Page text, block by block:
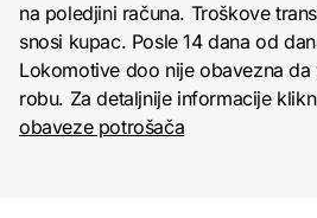
na poledjini računa. Troškove
snosi kupac. Posle 14 dana od
Lokomotive doo nije obavezna
robu. Za detaljnije informacije
obaveze potrošača